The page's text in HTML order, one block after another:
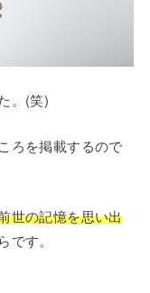
。(笑)
ろを掲載するので
世の記憶を思い出
です。